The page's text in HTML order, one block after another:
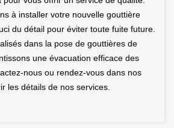
à installer votre nouvelle gouttière
du détail pour éviter toute fuite future.
dans la pose de gouttières de
une évacuation efficace des
nous ou rendez-vous dans nos
les détails de nos services.